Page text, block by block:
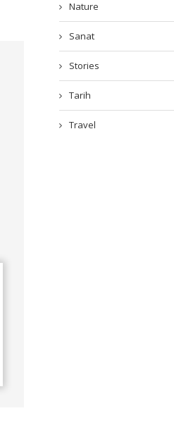
Nature
Sanat
Stories
Tarih
Travel